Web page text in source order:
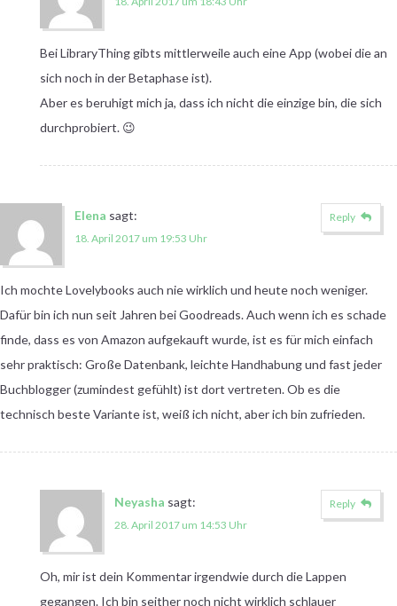
Bei LibraryThing gibts mittlerweile auch eine App (wobei die an
sich noch in der Betaphase ist).
Aber es beruhigt mich ja, dass ich nicht die einzige bin, die sich
durchprobiert. 😉
Elena sagt:
18. April 2017 um 19:53 Uhr
Ich mochte Lovelybooks auch nie wirklich und heute noch weniger.
Dafür bin ich nun seit Jahren bei Goodreads. Auch wenn ich es schade
finde, dass es von Amazon aufgekauft wurde, ist es für mich einfach
sehr praktisch: Große Datenbank, leichte Handhabung und fast jeder
Buchblogger (zumindest gefühlt) ist dort vertreten. Ob es die
technisch beste Variante ist, weiß ich nicht, aber ich bin zufrieden.
Reply
Neyasha sagt:
28. April 2017 um 14:53 Uhr
Oh, mir ist dein Kommentar irgendwie durch die Lappen
gegangen. Ich bin seither noch nicht wirklich schlauer
Reply